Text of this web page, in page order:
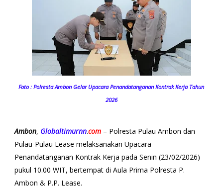
Foto : Polresta Ambon Gelar Upacara Penandatanganan Kontrak Kerja Tahun
2026
Ambon, Globaltimurnn.com– Polresta Pulau Ambon dan
Pulau-Pulau Lease melaksanakan Upacara
Penandatanganan Kontrak Kerja pada Senin (23/02/2026)
pukul 10.00 WIT, bertempat di Aula Prima Polresta P.
Ambon & P.P. Lease.